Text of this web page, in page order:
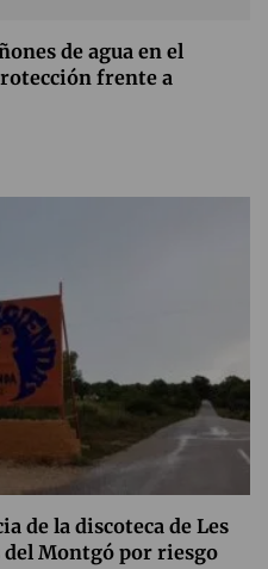
de agua en el
frente a
de la discoteca de Les
Montgó por riesgo